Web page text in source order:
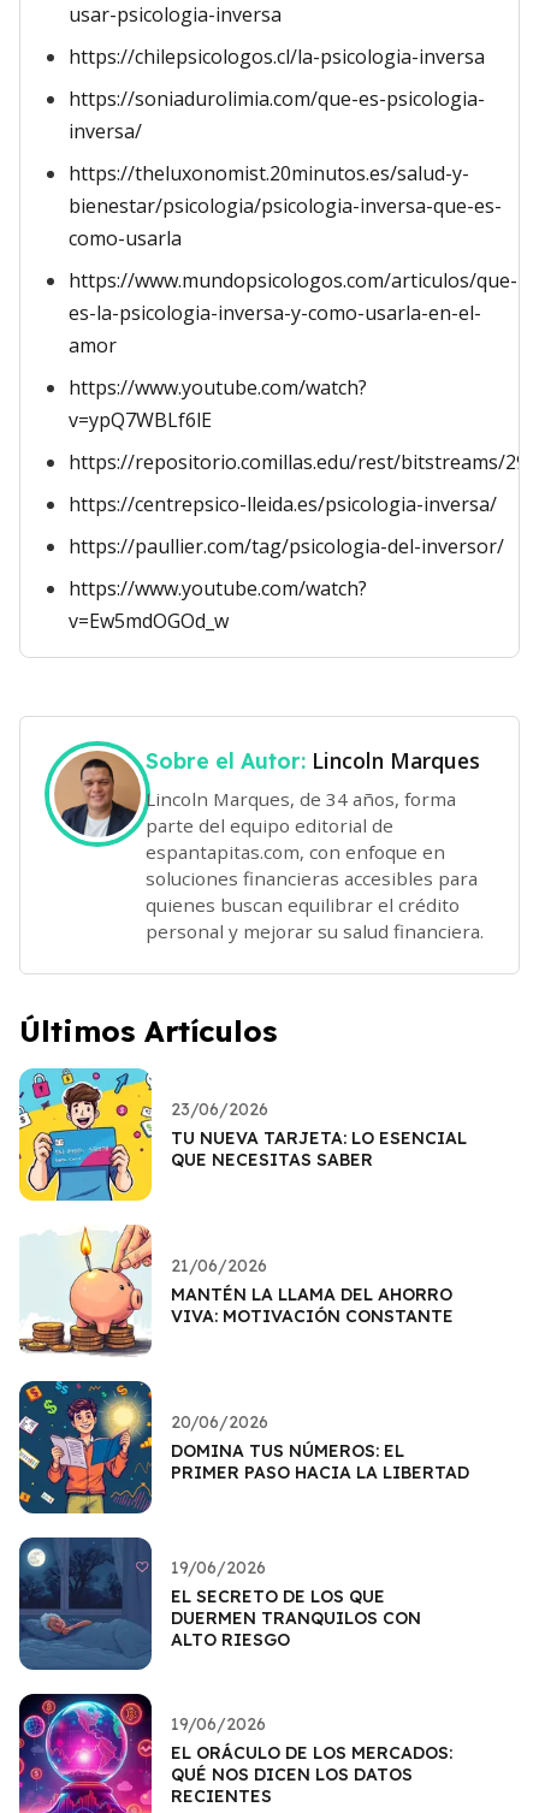
usar-psicologia-inversa
https://chilepsicologos.cl/la-psicologia-inversa
https://soniadurolimia.com/que-es-psicologia-
inversa/
https://theluxonomist.20minutos.es/salud-y-
bienestar/psicologia/psicologia-inversa-que-es-
como-usarla
https://www.mundopsicologos.com/articulos/que-
es-la-psicologia-inversa-y-como-usarla-en-el-
amor
https://www.youtube.com/watch?
v=ypQ7WBLf6lE
https://repositorio.comillas.edu/rest/bitstreams/
https://centrepsico-lleida.es/psicologia-inversa/
https://paullier.com/tag/psicologia-del-inversor/
https://www.youtube.com/watch?
v=Ew5mdOGOd_w
Sobre el Autor: Lincoln Marques
Lincoln Marques, de 34 años, forma
parte del equipo editorial de
espantapitas.com, con enfoque en
soluciones financieras accesibles para
quienes buscan equilibrar el crédito
personal y mejorar su salud financiera.
Últimos Artículos
23/06/2026
TU NUEVA TARJETA: LO ESENCIAL
QUE NECESITAS SABER
21/06/2026
MANTÉN LA LLAMA DEL AHORRO
VIVA: MOTIVACIÓN CONSTANTE
20/06/2026
DOMINA TUS NÚMEROS: EL
PRIMER PASO HACIA LA LIBERTAD
19/06/2026
EL SECRETO DE LOS QUE
DUERMEN TRANQUILOS CON
ALTO RIESGO
19/06/2026
EL ORÁCULO DE LOS MERCADOS:
QUÉ NOS DICEN LOS DATOS
RECIENTES